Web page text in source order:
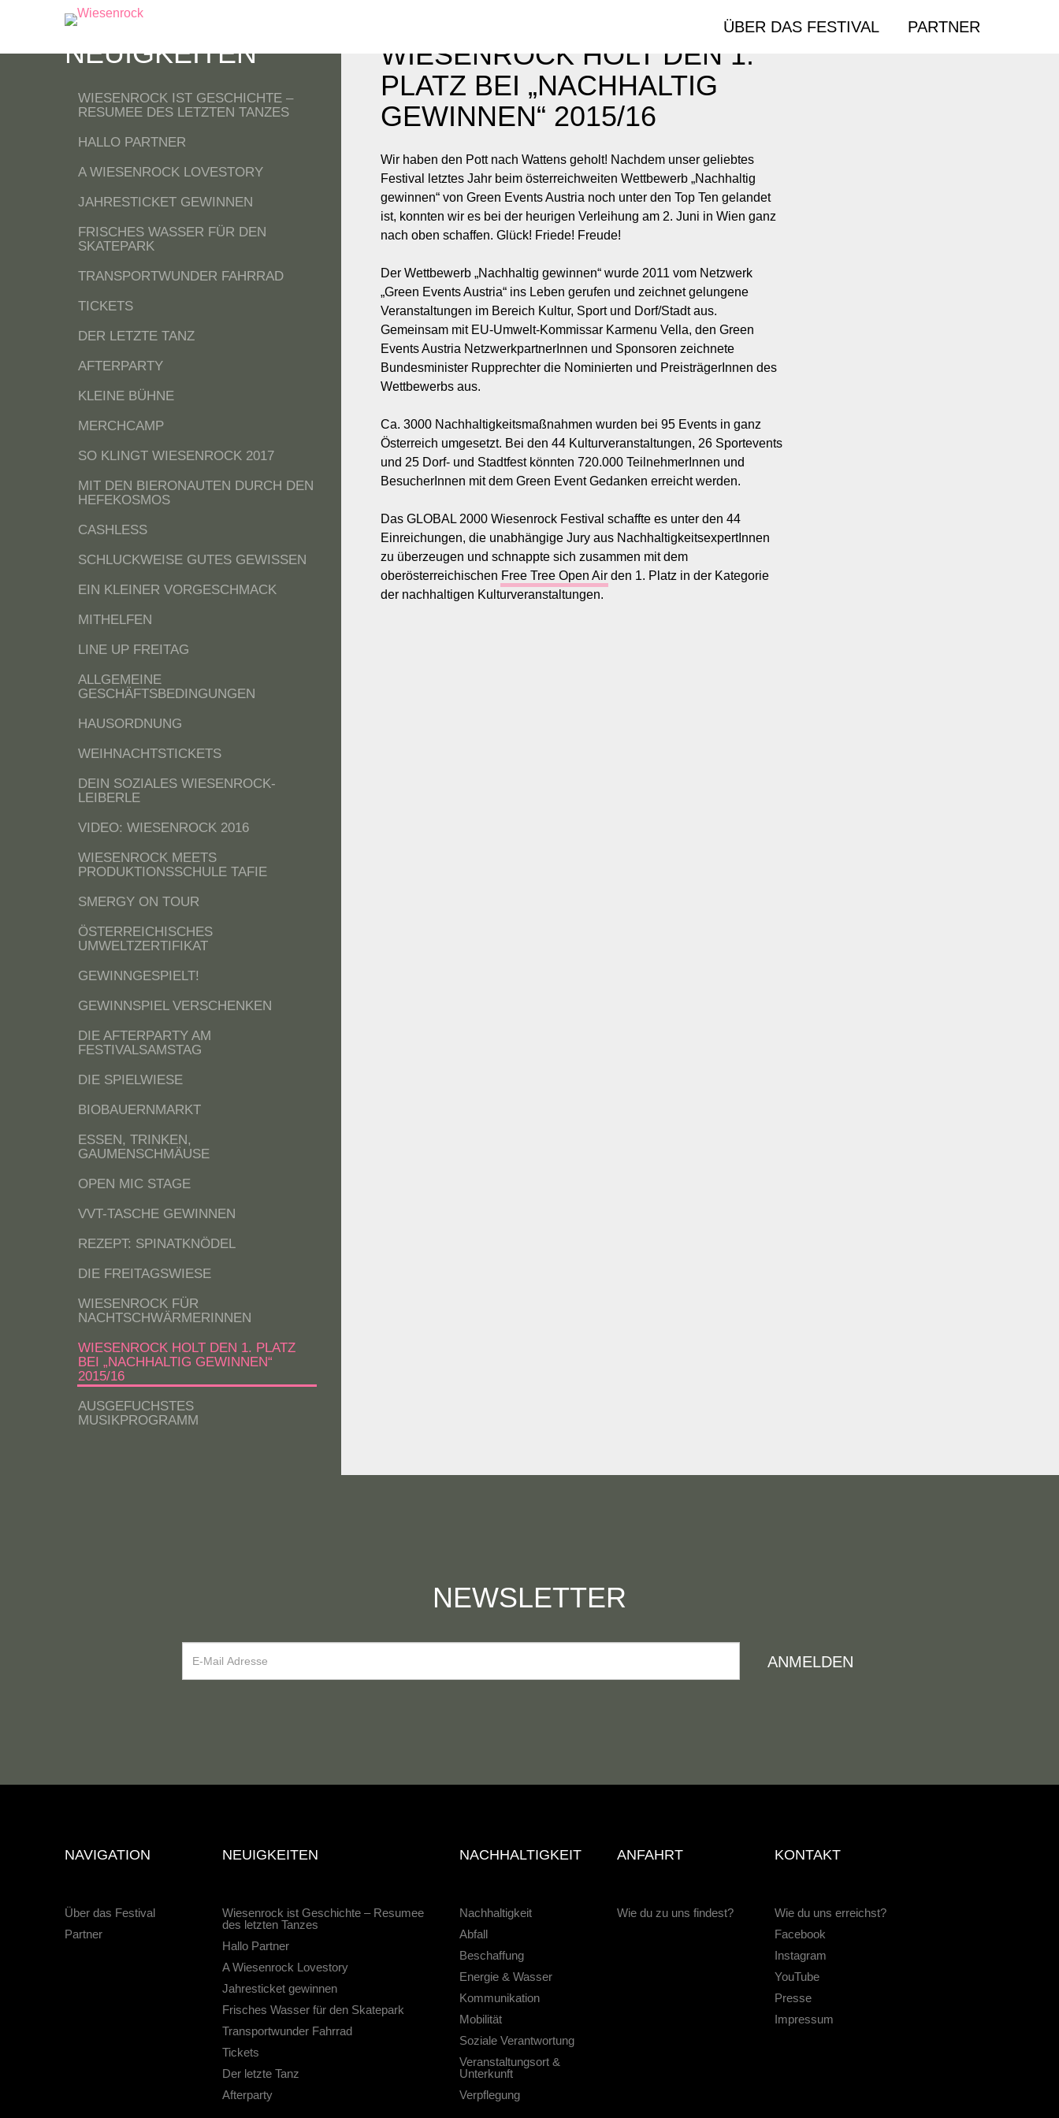
ÜBER DAS FESTIVAL PARTNER
NEUIGKEITEN
WIESENROCK IST GESCHICHTE –
RESUMEE DES LETZTEN TANZES
HALLO PARTNER
A WIESENROCK LOVESTORY
JAHRESTICKET GEWINNEN
FRISCHES WASSER FÜR DEN
SKATEPARK
TRANSPORTWUNDER FAHRRAD
TICKETS
DER LETZTE TANZ
AFTERPARTY
KLEINE BÜHNE
MERCHCAMP
SO KLINGT WIESENROCK 2017
MIT DEN BIERONAUTEN DURCH DEN
HEFEKOSMOS
CASHLESS
SCHLUCKWEISE GUTES GEWISSEN
EIN KLEINER VORGESCHMACK
MITHELFEN
LINE UP FREITAG
ALLGEMEINE
GESCHÄFTSBEDINGUNGEN
HAUSORDNUNG
WEIHNACHTSTICKETS
DEIN SOZIALES WIESENROCK-
LEIBERLE
VIDEO: WIESENROCK 2016
WIESENROCK MEETS
PRODUKTIONSSCHULE TAFIE
SMERGY ON TOUR
ÖSTERREICHISCHES
UMWELTZERTIFIKAT
GEWINNGESPIELT!
GEWINNSPIEL VERSCHENKEN
DIE AFTERPARTY AM
FESTIVALSAMSTAG
DIE SPIELWIESE
BIOBAUERNMARKT
ESSEN, TRINKEN,
GAUMENSCHMÄUSE
OPEN MIC STAGE
VVT-TASCHE GEWINNEN
REZEPT: SPINATKNÖDEL
DIE FREITAGSWIESE
WIESENROCK FÜR
NACHTSCHWÄRMERINNEN
WIESENROCK HOLT DEN 1. PLATZ
BEI „NACHHALTIG GEWINNEN“
2015/16
AUSGEFUCHSTES
MUSIKPROGRAMM
WIESENROCK HOLT DEN 1.
PLATZ BEI „NACHHALTIG
GEWINNEN“ 2015/16
Wir haben den Pott nach Wattens geholt! Nachdem unser geliebtes
Festival letztes Jahr beim österreichweiten Wettbewerb „Nachhaltig
gewinnen“ von Green Events Austria noch unter den Top Ten gelandet
ist, konnten wir es bei der heurigen Verleihung am 2. Juni in Wien ganz
nach oben schaffen. Glück! Friede! Freude!
Der Wettbewerb „Nachhaltig gewinnen“ wurde 2011 vom Netzwerk
„Green Events Austria“ ins Leben gerufen und zeichnet gelungene
Veranstaltungen im Bereich Kultur, Sport und Dorf/Stadt aus.
Gemeinsam mit EU-Umwelt-Kommissar Karmenu Vella, den Green
Events Austria NetzwerkpartnerInnen und Sponsoren zeichnete
Bundesminister Rupprechter die Nominierten und PreisträgerInnen des
Wettbewerbs aus.
Ca. 3000 Nachhaltigkeitsmaßnahmen wurden bei 95 Events in ganz
Österreich umgesetzt. Bei den 44 Kulturveranstaltungen, 26 Sportevents
und 25 Dorf- und Stadtfest könnten 720.000 TeilnehmerInnen und
BesucherInnen mit dem Green Event Gedanken erreicht werden.
Das GLOBAL 2000 Wiesenrock Festival schaffte es unter den 44
Einreichungen, die unabhängige Jury aus NachhaltigkeitsexpertInnen
zu überzeugen und schnappte sich zusammen mit dem
oberösterreichischen Free Tree Open Airden 1. Platz in der Kategorie
der nachhaltigen Kulturveranstaltungen.
NEWSLETTER
NAVIGATION
Über das Festival
Partner
NEUIGKEITEN
Wiesenrock ist Geschichte – Resumee
des letzten Tanzes
Hallo Partner
A Wiesenrock Lovestory
Jahresticket gewinnen
Frisches Wasser für den Skatepark
Transportwunder Fahrrad
Tickets
Der letzte Tanz
Afterparty
NACHHALTIGKEIT
Nachhaltigkeit
Abfall
Beschaffung
Energie & Wasser
Kommunikation
Mobilität
Soziale Verantwortung
Veranstaltungsort &
Unterkunft
Verpflegung
ANFAHRT
Wie du zu uns findest?
KONTAKT
Wie du uns erreichst?
Facebook
Instagram
YouTube
Presse
Impressum